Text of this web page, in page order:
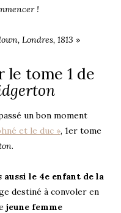
!
Londres, 1813 »
le tome 1 de
un bon moment
et le duc », 1er tome
.
le 4e enfant de la
destiné à convoler en
jeune femme